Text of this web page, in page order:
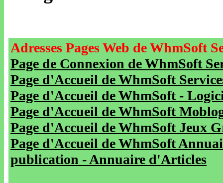
Adresses Pages Web de WhmSoft
Page de Connexion de WhmSoft
Page d'Accueil de WhmSoft
Page d'Accueil de WhmSoft -
Page d'Accueil de WhmSoft
Page d'Accueil de WhmSoft Jeux
Page d'Accueil de WhmSoft
publication - Annuaire d'Articles